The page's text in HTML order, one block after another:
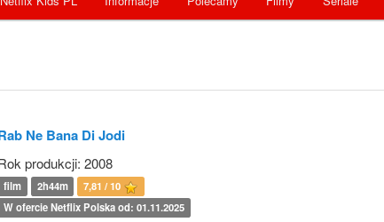
Ne Bana Di Jodi
produkcji: 2008
film 2h44m
7,81 / 10
W ofercie Netflix Polska od: 01.11.2025